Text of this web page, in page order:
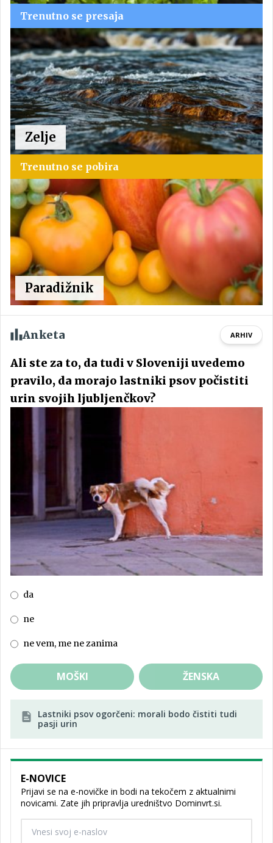
Trenutno se presaja
Zelje
Trenutno se pobira
Paradižnik
Anketa ARHIV
Ali ste za to, da tudi v Sloveniji uvedemo
pravilo, da morajo lastniki psov počistiti
urin svojih ljubljenčkov?
da
ne
ne vem, me ne zanima
MOŠKI ŽENSKA
Lastniki psov ogorčeni: morali bodo čistiti tudi
pasji urin
E-NOVICE
Prijavi se na e-novičke in bodi na tekočem z aktualnimi
novicami. Zate jih pripravlja uredništvo Dominvrt.si.